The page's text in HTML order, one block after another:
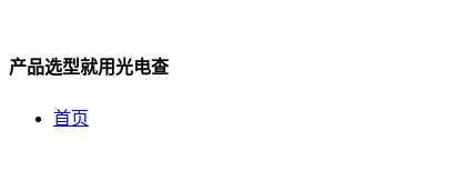
产品选型就用光电查
首页